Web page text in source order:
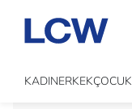
KADINERKEKÇOCUK